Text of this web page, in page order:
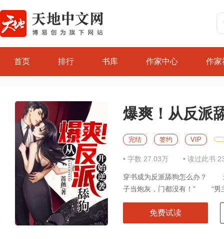
首页 排行 书库 作家中心 作家
爆爽！从反派
完结 签约 VIP
• 字数 27.03万 • 读过此书
穿书成为反派舔狗怎么办？
子当炮灰，门都没有！” “男
免费试读